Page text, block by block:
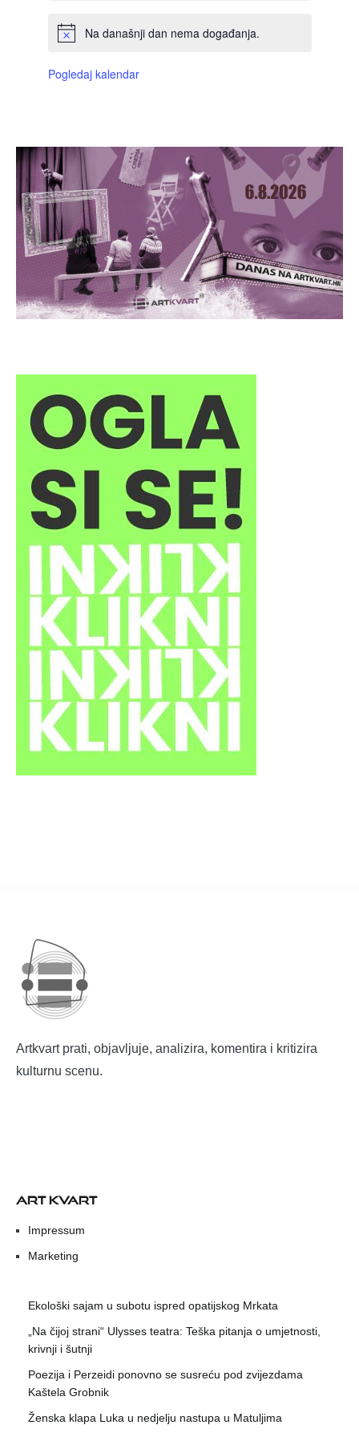
Na današnji dan nema događanja.
Pogledaj kalendar
Artkvart prati, objavljuje, analizira, komentira i kritizira
kulturnu scenu.
ART KVART
Impressum
Marketing
Ekološki sajam u subotu ispred opatijskog Mrkata
„Na čijoj strani“ Ulysses teatra: Teška pitanja o umjetnosti,
krivnji i šutnji
Poezija i Perzeidi ponovno se susreću pod zvijezdama
Kaštela Grobnik
Ženska klapa Luka u nedjelju nastupa u Matuljima